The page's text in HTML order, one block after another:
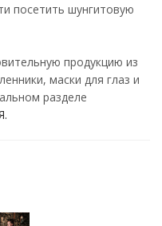
посетить шунгитовую
продукцию из
маски для глаз и
разделе